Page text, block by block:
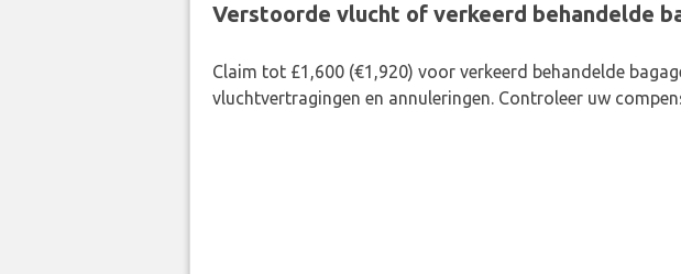
Verstoorde vlucht of verkeerd behandelde
Claim tot £1,600 (€1,920) voor verkeerd behandelde
vluchtvertragingen en annuleringen. Controleer uw